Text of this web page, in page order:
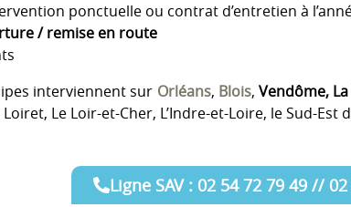
ponctuelle ou contrat d’entretien à
/ remise en route
interviennent sur Orléans, Blois,Vendôme,
Loiret, Le Loir-et-Cher, L’Indre-et-Loire, le Sud-
Ligne SAV : 02 54 72 79 49 //